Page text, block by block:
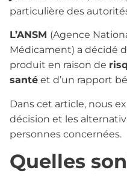
particulière des
L’ANSM (Agence
Médicament) a décidé
produit en raison de
santé et d’un rapport
Dans cet article, nous
décision et les
personnes concernées.
Quelles